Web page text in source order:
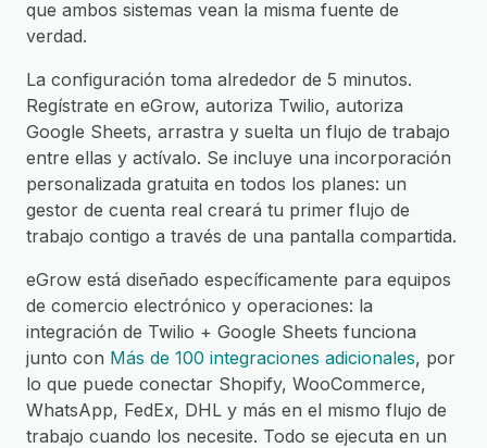
que ambos sistemas vean la misma fuente de
verdad.
La configuración toma alrededor de 5 minutos.
Regístrate en eGrow, autoriza Twilio, autoriza
Google Sheets, arrastra y suelta un flujo de trabajo
entre ellas y actívalo. Se incluye una incorporación
personalizada gratuita en todos los planes: un
gestor de cuenta real creará tu primer flujo de
trabajo contigo a través de una pantalla compartida.
eGrow está diseñado específicamente para equipos
de comercio electrónico y operaciones: la
integración de Twilio + Google Sheets funciona
junto con Más de 100 integraciones adicionales, por
lo que puede conectar Shopify, WooCommerce,
WhatsApp, FedEx, DHL y más en el mismo flujo de
trabajo cuando los necesite. Todo se ejecuta en un